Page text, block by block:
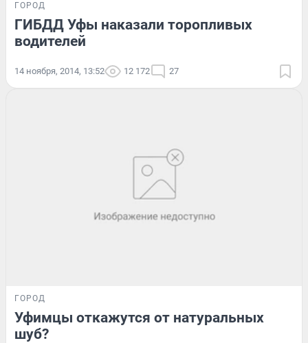
ГОРОД
ГИБДД Уфы наказали торопливых
водителей
14 ноября, 2014, 13:52 12 172 27
ГОРОД
Уфимцы откажутся от натуральных
шуб?